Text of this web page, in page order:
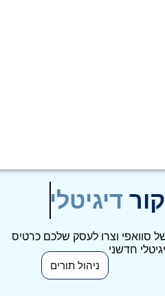
דיגיטלי
וצרו לעסק שלכם כרטיס
חדשני
ניהול תורים